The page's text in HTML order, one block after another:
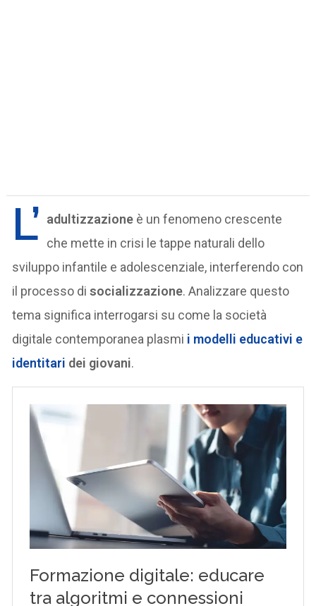
L’ adultizzazione è un fenomeno crescente
che mette in crisi le tappe naturali dello
sviluppo infantile e adolescenziale, interferendo con
il processo disocializzazione. Analizzare questo
tema significa interrogarsi su come la società
digitale contemporanea plasmi i modelli educativi e
identitari dei giovani.